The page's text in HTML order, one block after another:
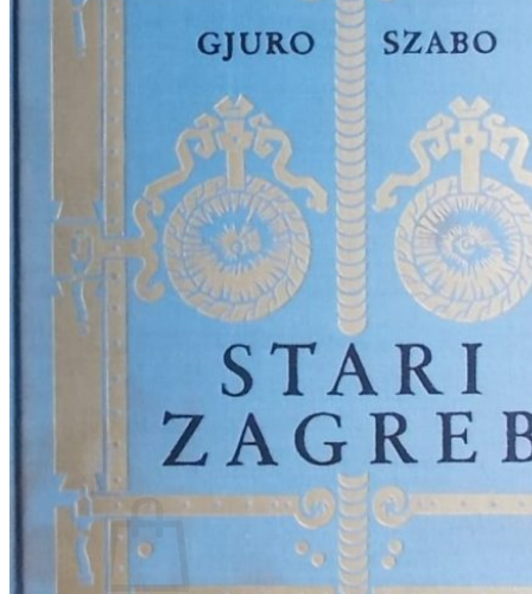
PSIHOLOGIJA, POPULARNA PSIHOLOGIJA,
ALTERNATIVA
DO ZEMLJOVIDA
RJEČNICI, GRAMATIKE, PRAVOPISI…
ŠAH
SPORT
STRIPOVI
TEHNIČKE ZNANOSTI
TEORIJA I POVIJEST KNJIŽEVNOSTI
VEDUTE
ZAGREB
ZEMLJOVIDI
Otkup knjiga
O nama